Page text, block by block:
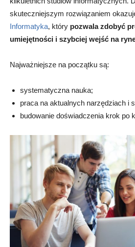
skuteczniejszym rozwiązaniem
Informatyka, który pozwala zdobyć
umiejętności i szybciej wejść na
Najważniejsze na początku są:
systematyczna nauka;
praca na aktualnych narzędziach i
budowanie doświadczenia krok po